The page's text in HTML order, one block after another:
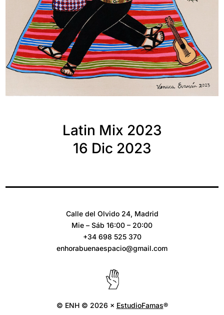
Latin Mix 2023
16 Dic 2023
Calle del Olvido 24, Madrid
Mie – Sáb 16:00 – 20:00
+34 698 525 370
enhorabuenaespacio@gmail.com
© ENH © 2026 × EstudioFamas®